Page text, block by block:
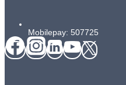
Mobilepay: 507725